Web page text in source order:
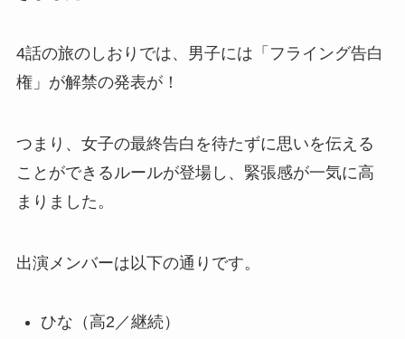
4話の旅のしおりでは、男子には「フライング告白
権」が解禁の発表が！
つまり、女子の最終告白を待たずに思いを伝える
ことができるルールが登場し、緊張感が一気に高
まりました。
出演メンバーは以下の通りです。
ひな（高2／継続）